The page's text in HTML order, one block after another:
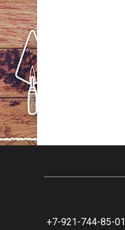
+7-921-744-85-01